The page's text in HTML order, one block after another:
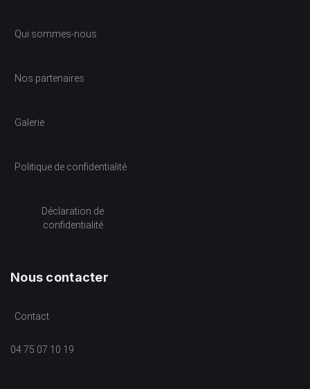
Qui sommes-nous
Nos partenaires
Galerie
Politique de confidentialité
Déclaration de
confidentialité
Nous contacter
Contact
04 75 07 10 19